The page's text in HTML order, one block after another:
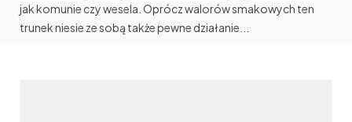
jak komunie czy wesela. Oprócz walorów smakowych ten
trunek niesie ze sobą także pewne działanie...